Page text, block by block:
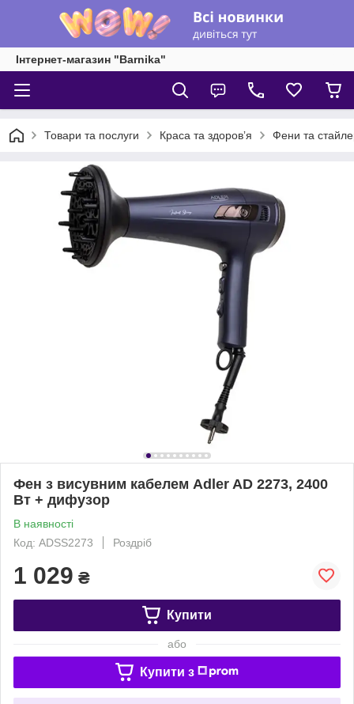
Інтернет-магазин "Barnika"
Товари та послуги Краса та здоровʼя Фени та
Фен з висувним кабелем Adler AD 2273, 2400
Вт + дифузор
В наявності
Код: ADSS2273
Роздріб
1 029 ₴
Купити
або
Купити з